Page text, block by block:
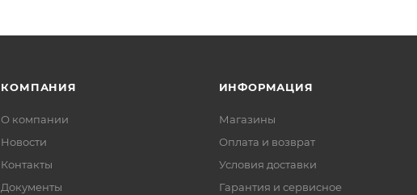
КОМПАНИЯ
О компании
Новости
Контакты
Документы
ИНФОРМАЦИЯ
Магазины
Оплата и возврат
Условия доставки
Гарантия и сервисное